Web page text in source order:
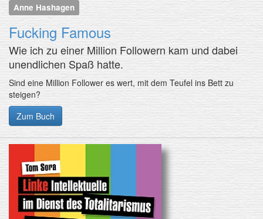
Anne Hashagen
Fucking Famous
Wie ich zu einer Million Followern kam und dabei
unendlichen Spaß hatte.
Sind eine Million Follower es wert, mit dem Teufel ins Bett zu
steigen?
Zum Buch